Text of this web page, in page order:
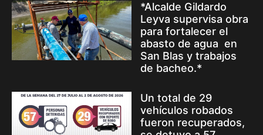
*Alcalde Gildardo
Leyva supervisa obra
para fortalecer el
abasto de agua en
San Blas y trabajos
de bacheo.*
Un total de 29
vehículos robados
fueron recuperados,